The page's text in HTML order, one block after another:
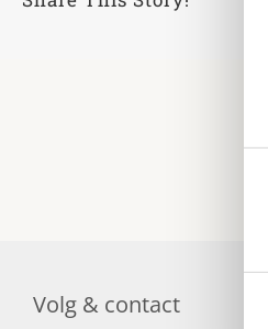
Volg & contact